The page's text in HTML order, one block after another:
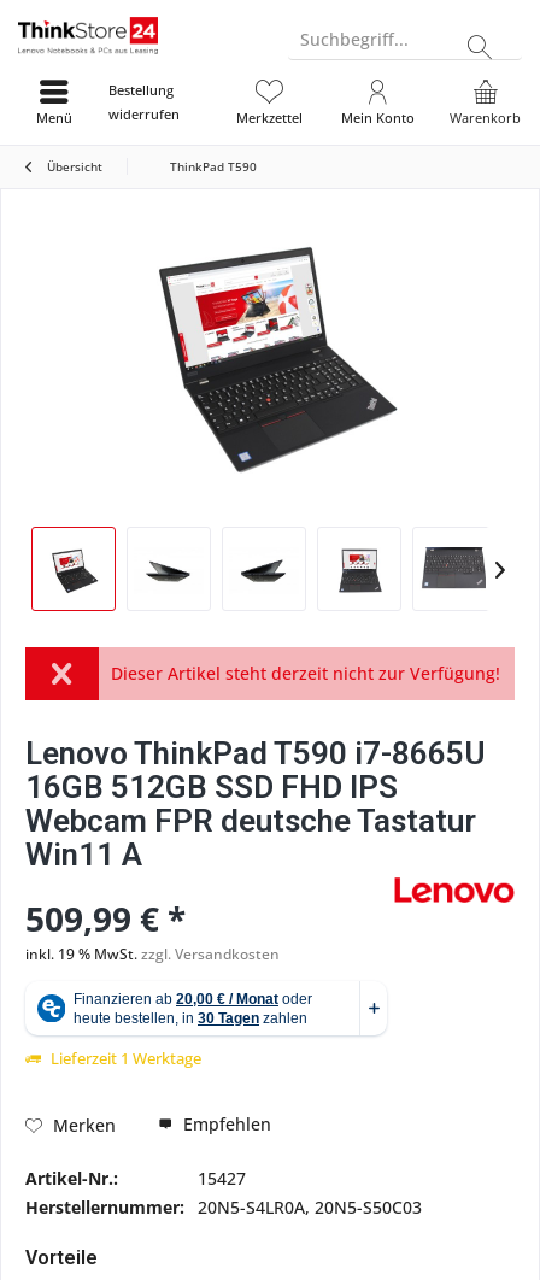
Suchbegriff...
Bestellung
widerrufen
Warenkorb
Merkzettel Mein Konto
Menü
Übersicht ThinkPad T590
Dieser Artikel steht derzeit nicht zur Verfügung!
Lenovo ThinkPad T590 i7-8665U
16GB 512GB SSD FHD IPS
Webcam FPR deutsche Tastatur
Win11 A
509,99 € *
inkl. 19 % MwSt.zzgl. Versandkosten
Lieferzeit 1 Werktage
Merken Empfehlen
Artikel-Nr.:
15427
Herstellernummer: 20N5-S4LR0A, 20N5-S50C03
Vorteile